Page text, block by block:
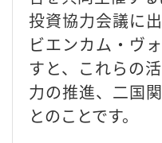
投資協力会議に
ビエンカム・ヴ
すと、これらの
力の推進、二国
とのことです。